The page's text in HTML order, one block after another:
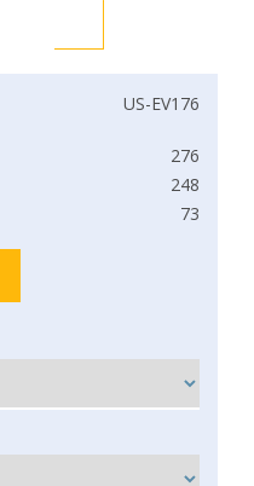
US-EV176
276
248
73